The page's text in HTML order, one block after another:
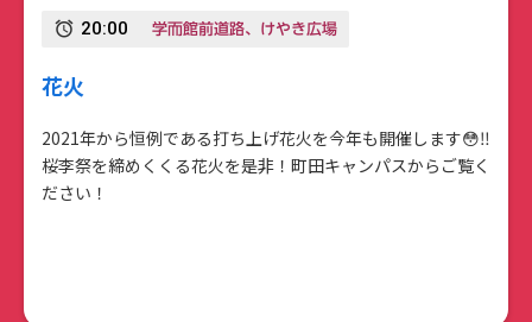
alarm 20:00
学而館前道路、けやき広場
花火
2021年から恒例である打ち上げ花火を今年も開催します😳‼️
桜李祭を締めくくる花火を是非！町田キャンパスからご覧く
ださい！